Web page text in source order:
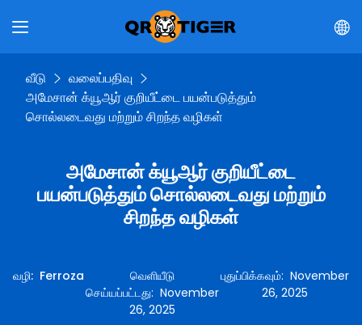
வீடு
வலைப்பதிவு
அமேசான் க்யூஆர் குறியீட்டை பயன்படுத்தும்
சொல்லடைவது மற்றும் சிறந்த வழிகள்
அமேசான் க்யூஆர் குறியீட்டை
பயன்படுத்தும் சொல்லடைவது மற்றும்
சிறந்த வழிகள்
வழி: Ferroza
வெளியீடு
செய்யப்பட்டது: November
26, 2025
புதுப்பிக்கவும்: November
26, 2025